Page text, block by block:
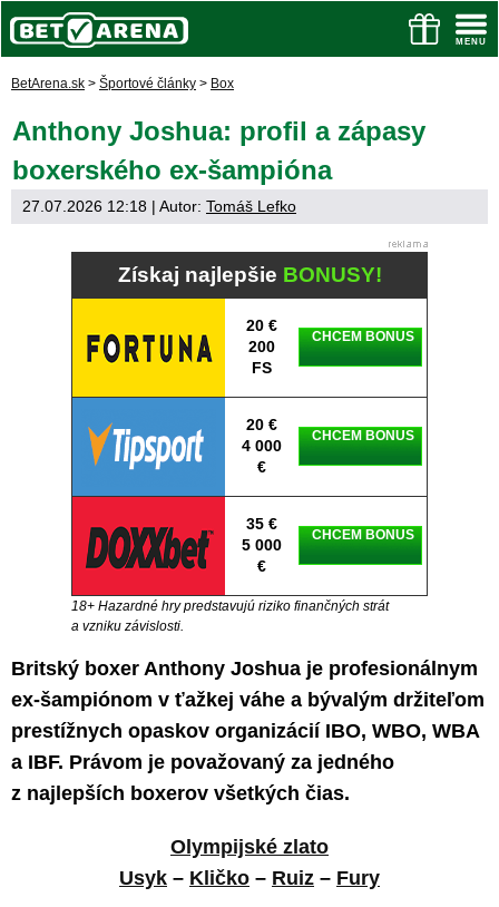
BetArena.sk > Športové články > Box
Anthony Joshua: profil a zápasy
boxerského ex-šampióna
27.07.2026 12:18 | Autor: Tomáš Lefko
Získaj najlepšie BONUSY!
20 €
200
FS
CHCEM BONUS
20 €
4 000
€
CHCEM BONUS
35 €
5 000
€
CHCEM BONUS
18+ Hazardné hry predstavujú riziko finančných strát
a vzniku závislosti.
Britský boxer Anthony Joshua je profesionálnym
ex-šampiónom v ťažkej váhe a bývalým držiteľom
prestížnych opaskov organizácií IBO, WBO, WBA
a IBF. Právom je považovaný za jedného
z najlepších boxerov všetkých čias.
Olympijské zlato
Usyk – Kličko – Ruiz – Fury